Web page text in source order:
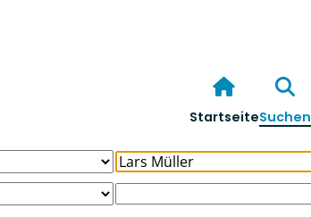
StartseiteSuchen